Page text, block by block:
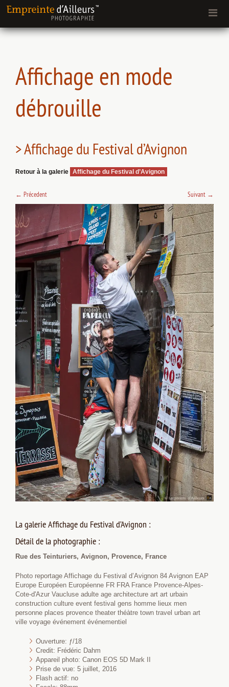
Affichage en mode
débrouille
> Affichage du Festival d’Avignon
Retour à la galerie Affichage du Festival d’Avignon
← Précedent Suivant →
La galerie Affichage du Festival d’Avignon :
Détail de la photographie :
Rue des Teinturiers, Avignon, Provence, France
Photo reportage Affichage du Festival d’Avignon 84 Avignon EAP
Europe Européen Européenne FR FRA France Provence-Alpes-
Cote-d'Azur Vaucluse adulte age architecture art art urbain
construction culture event festival gens homme lieux men
personne places provence theater théàtre town travel urban art
ville voyage événement événementiel
Ouverture: ƒ/18
Credit: Frédéric Dahm
Appareil photo: Canon EOS 5D Mark II
Prise de vue: 5 juillet, 2016
Flash actif: no